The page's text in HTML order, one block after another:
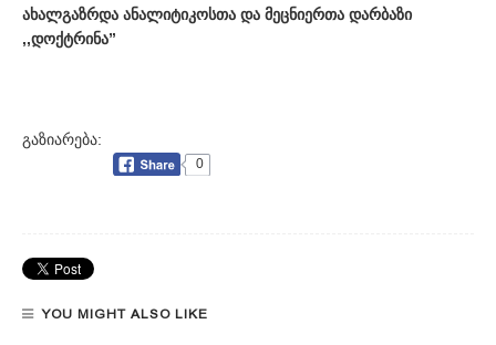
ახალგაზრდა ანალიტიკოსთა და მეცნიერთა დარბაზი
,,დოქტრინა”
გაზიარება:
0
YOU MIGHT ALSO LIKE